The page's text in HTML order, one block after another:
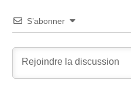
S’abonner